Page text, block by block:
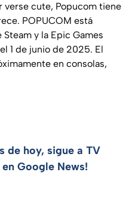
verse cute, Popucom tiene
POPUCOM está
y la Epic Games
1 de junio de 2025. El
en consolas,
de hoy, sigue a TV
Google News!